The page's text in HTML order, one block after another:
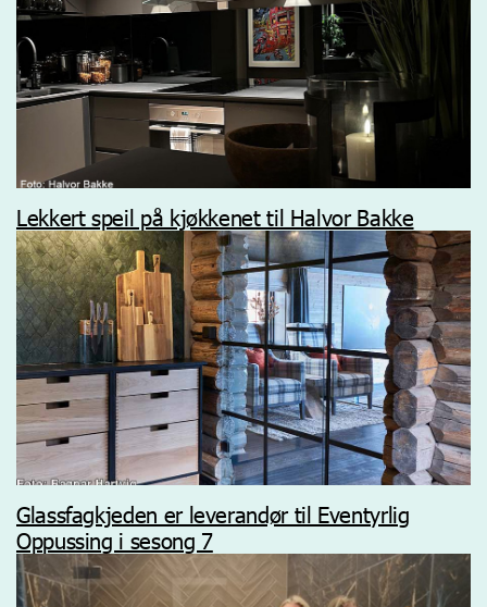
Lekkert speil på kjøkkenet til Halvor Bakke
Glassfagkjeden er leverandør til Eventyrlig
Oppussing i sesong 7